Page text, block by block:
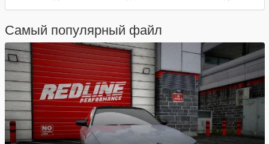
Самый популярный файл